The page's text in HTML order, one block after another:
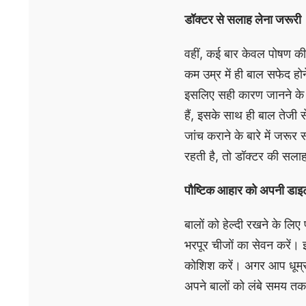
डॉक्टर से सलाह लेना जरूरी
वहीं, कई बार केवल पोषण की
कम उम्र में ही बाल सफेद
इसलिए सही कारण जानने
हैं, इसके साथ ही बाल तेजी
जांच कराने के बारे में जरूर
रहती है, तो डॉक्टर की
पौष्टिक आहार को अपनी
बालों को हेल्दी रखने के
भरपूर चीजों का सेवन करें।
कोशिश करें। अगर आप
अपने बालों को लंबे समय